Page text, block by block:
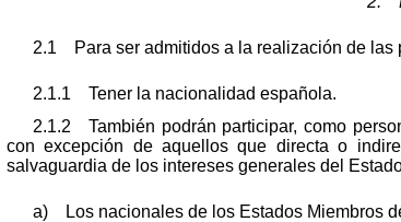
2.1 Para ser admitidos a la realización de las
2.1.1 Tener la nacionalidad española.
2.1.2 También podrán participar, como
con excepción de aquellos que directa o
salvaguardia de los intereses generales del
a) Los nacionales de los Estados Miembros